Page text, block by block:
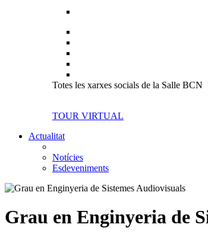
Totes les xarxes socials de la Salle BCN
TOUR VIRTUAL
Actualitat
Notícies
Esdeveniments
Grau en Enginyeria de